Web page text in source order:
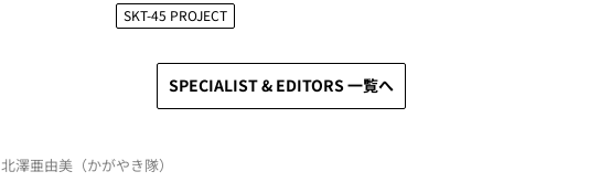
SKT-45 PROJECT
SPECIALIST & EDITORS 一覧へ
北澤亜由美（かがやき隊）